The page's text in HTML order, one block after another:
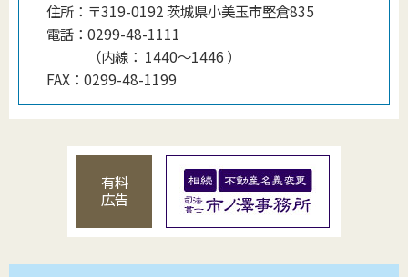
住所： 〒319-0192 茨城県小美玉市堅倉835
電話： 0299-48-1111
（内線 ： 1440〜1446 ）
FAX： 0299-48-1199
有料
広告